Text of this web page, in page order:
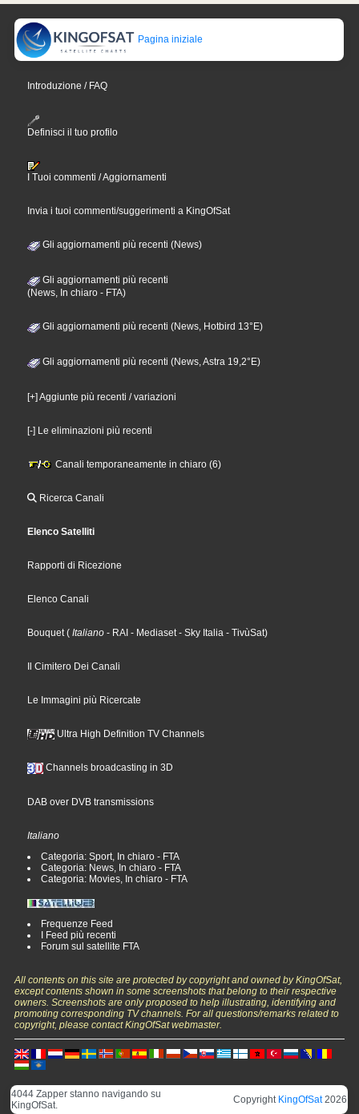
Pagina iniziale
Introduzione / FAQ
Definisci il tuo profilo
I Tuoi commenti / Aggiornamenti
Invia i tuoi commenti/suggerimenti a KingOfSat
Gli aggiornamenti più recenti (News)
Gli aggiornamenti più recenti
(News, In chiaro - FTA)
Gli aggiornamenti più recenti (News, Hotbird 13°E)
Gli aggiornamenti più recenti (News, Astra 19,2°E)
[+] Aggiunte più recenti / variazioni
[-] Le eliminazioni più recenti
Canali temporaneamente in chiaro (6)
Ricerca Canali
Elenco Satelliti
Rapporti di Ricezione
Elenco Canali
Bouquet ( Italiano - RAI - Mediaset - Sky Italia - TivùSat)
Il Cimitero Dei Canali
Le Immagini più Ricercate
Ultra High Definition TV Channels
Channels broadcasting in 3D
DAB over DVB transmissions
Italiano
Categoria: Sport, In chiaro - FTA
Categoria: News, In chiaro - FTA
Categoria: Movies, In chiaro - FTA
Frequenze Feed
I Feed più recenti
Forum sul satellite FTA
All contents on this site are protected by copyright and owned by KingOfSat,
except contents shown in some screenshots that belong to their respective
owners. Screenshots are only proposed to help illustrating, identifying and
promoting corresponding TV channels. For all questions/remarks related to
copyright, please contact KingOfSat webmaster.
4044 Zapper stanno navigando su
KingOfSat.
Copyright KingOfSat2026